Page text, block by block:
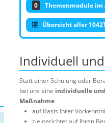
0 Themenmodule
Übersicht aller
Individuell
Statt einer Schulung oder
bei uns eine individuelle
Maßnahme
auf Basis Ihrer
zielgerichtet auf Ihren